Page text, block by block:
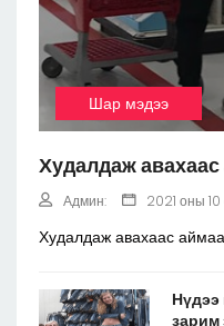
Шар мэдээ
Худалдаж
Админ: 2021 оны
Худалдаж авахаас
Нүдээ
зарим